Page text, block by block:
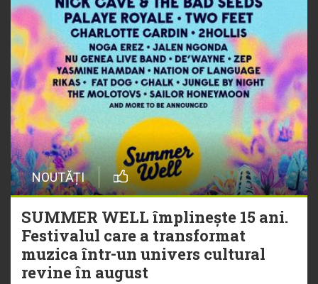
NOUTĂȚI
SUMMER WELL împlinește 15 ani.
Festivalul care a transformat
muzica într-un univers cultural
revine în august